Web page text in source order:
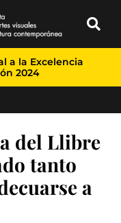
a la Excelencia
2024
del Llibre
tanto
a